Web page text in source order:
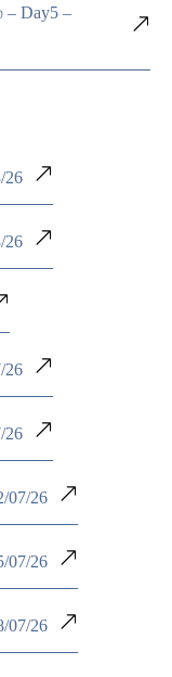
– Day5 –
26
26
26
26
07/26
07/26
07/26